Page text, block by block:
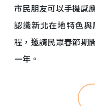
市民朋友可以手機感
認識新北在地特色
程，邀請民眾春節期
一年。